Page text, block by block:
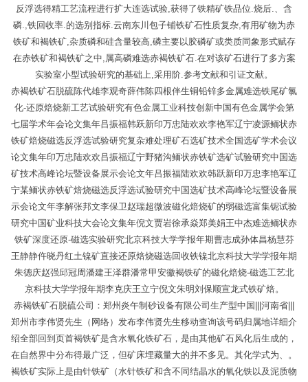
反浮选得精工艺流程进行扩大连选试验,获得了铁精矿铁品位.烧后.、含
磷.,铁回收率.的选别指标.云南东川包子铺铁矿石性质复杂,有用矿物为赤
铁矿和褐铁矿,杂质磷和硅含量较高,磷主要以胶磷矿或类质同象形式赋存
在赤铁矿和褐铁矿之中,属高磷难选赤褐铁矿石.在对该矿石进行了多方案
实验室小型试验研究的基础上,采用阶.参考文献和引证文献。
赤褐铁矿石脱硫陈代雄李观奇薛伟陈四根伴生铜铅锌多金属难选铁尾矿氯
化-还原焙烧新工艺试验研究有色金属工业科技创新中国有色金属学会第
七届学术年会论文集年吕振福韩跃新印万忠陆欢欢李艳军辽宁凌源鲕状赤
铁矿焙烧磁选反浮选试验研究复杂难处理矿石选矿技术全国选矿学术会议
论文集年印万忠陆欢欢吕振福辽宁野猪沟鲕状赤铁矿选矿试验研究中国选
矿技术高峰论坛暨设备展示会论文年吕振福陆欢欢韩跃新印万忠李艳军辽
宁某鲕状赤铁矿焙烧磁选反浮选试验研究中国选矿技术高峰论坛暨设备展
示会论文年李解张邦文李保卫赵瑞超微波磁化焙烧矿的弱磁选富集铌试验
研究中国矿业科技大会论文集年倪文贾岩徐承焱郑美娟王中杰难选鲕状赤
铁矿深度还原-磁选实验研究北京科技大学学报年期曹志成孙体昌杨慧芬
王静静仵晓丹红土镍矿直接还原焙烧磁选回收铁镍北京科技大学学报年期
朱德庆赵强邱冠周潘建王泽群潘常甲安徽褐铁矿的磁化焙烧-磁选工艺北
京科技大学学报年期李克庆王立宁倪文朱明刘保顺宣龙式铁矿焙。
赤褐铁矿石脱硫公司：郑州炎午制砂设备有限公司生产型中国|||河南省|||
郑州市李伟贤先生（网络）发布李伟贤先生移动查询该号码归属地详细介
绍全部回到页首褐铁矿是含水氧化铁矿石，是由其他矿石风化后生成的，
在自然界中分布得最广泛，但矿床埋藏量大的并不多见。其化学式为、。
褐铁矿实际上是由针铁矿（水针铁矿和含不同结晶水的氧化铁以及泥质物